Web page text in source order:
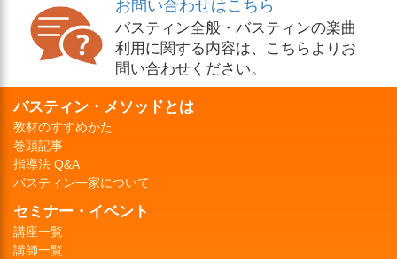
バスティン全般・バスティンの楽曲
利用に関する内容は、こちらよりお
問い合わせください。
バスティン・メソッドとは
教材のすすめかた
巻頭記事
指導法 Q&A
バスティン一家について
セミナー・イベント
講座一覧
講師一覧